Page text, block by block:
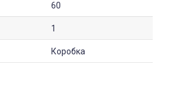
60
1
Коробка